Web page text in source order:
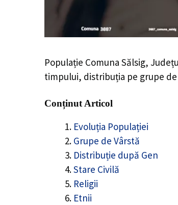
Populație Comuna Sălsig,
timpului, distribuția pe grupe
Conținut Articol
Evoluția Populației
Grupe de Vârstă
Distribuție după Gen
Stare Civilă
Religii
Etnii